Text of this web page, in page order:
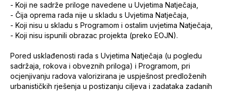
- Koji ne sadrže priloge navedene u Uvjetima Natječaja,
- Čija oprema rada nije u skladu s Uvjetima Natječaja,
- Koji nisu u skladu s Programom i ostalim uvjetima Natječaja,
- Koji nisu ispunili obrazac projekta (preko EOJN).
Pored usklađenosti rada s Uvjetima Natječaja (u pogledu
sadržaja, rokova i obveznih priloga) i Programom, pri
ocjenjivanju radova valorizirana je uspješnost predloženih
urbanističkih rješenja u postizanju ciljeva i zadataka zadanih